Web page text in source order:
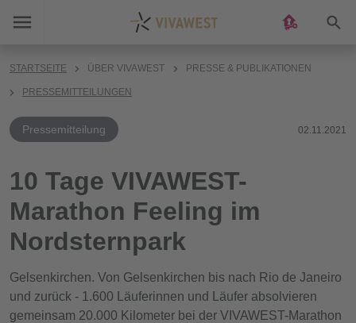
STARTSEITE ÜBER VIVAWEST PRESSE & PUBLIKATIONEN
PRESSEMITTEILUNGEN
Pressemitteilung 02.11.2021
10 Tage VIVAWEST-
Marathon Feeling im
Nordsternpark
Gelsenkirchen. Von Gelsenkirchen bis nach Rio de Janeiro
und zurück - 1.600 Läuferinnen und Läufer absolvieren
gemeinsam 20.000 Kilometer bei der VIVAWEST-Marathon